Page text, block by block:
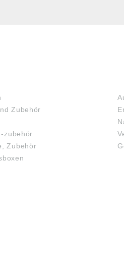
Zubehör
zubehör
Zubehör